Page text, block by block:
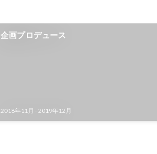
企画プロデュース
2018年11月 -2019年12月